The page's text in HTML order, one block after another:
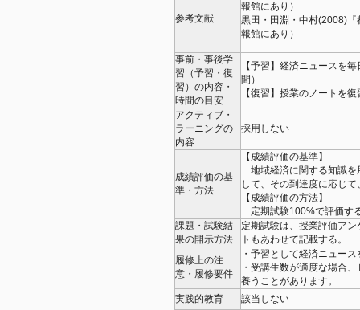
参考文献
報館にあり）
黒田・田淵・中村(2008)
報館にあり）
事前・事後学
習（予習・復
習）の内容・
時間の目安
【予習】経済ニュースを
間）
【復習】授業のノートを
アクティブ・
ラーニングの
内容
採用しない
成績評価の基
準・方法
【成績評価の基準】
地域経済に関する知識を
して、その到達度に応じ
【成績評価の方法】
定期試験100%で評価す
課題・試験結
果の開示方法
定期試験は、授業評価ア
トもあわせて記載する。
履修上の注
意・履修要件
・予習として経済ニュー
・受講生数が適度な場合
養うことがあります。
実践的教育
該当しない